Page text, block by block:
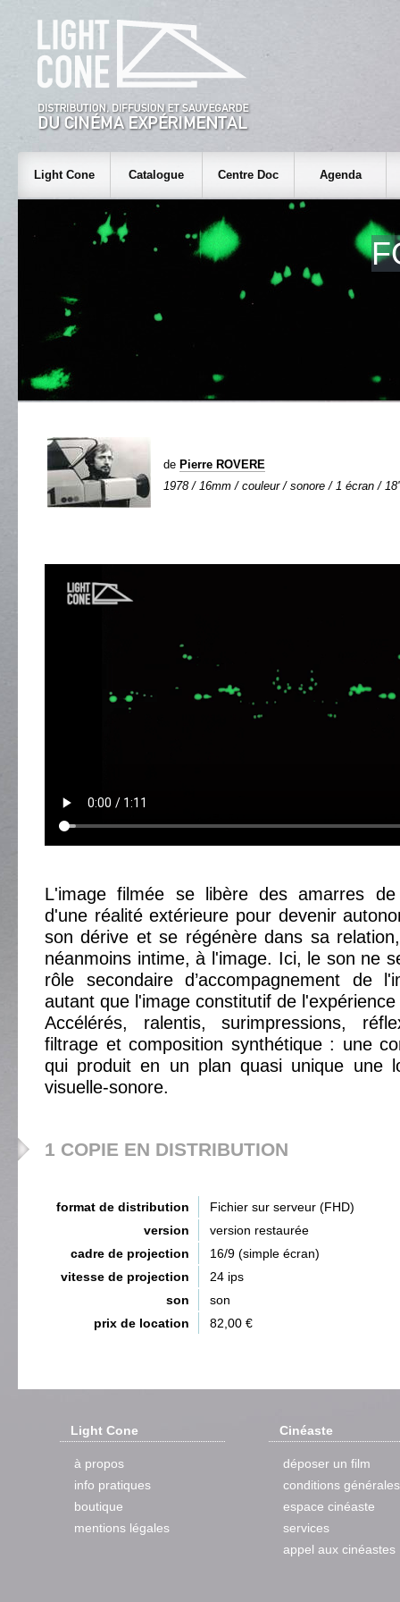
Light Cone Catalogue Centre Doc Agenda
de Pierre ROVERE
1978 / 16mm / couleur / sonore / 1 écran /
L'image filmée se libère des amarres de
d'une réalité extérieure pour devenir
son dérive et se régénère dans sa
néanmoins intime, à l'image. Ici, le son ne
rôle secondaire d’accompagnement de
autant que l'image constitutif de
Accélérés, ralentis, surimpressions,
filtrage et composition synthétique : une
qui produit en un plan quasi unique une
visuelle-sonore.
1 COPIE EN DISTRIBUTION
format de distribution
Fichier sur serveur (FHD)
version
version restaurée
cadre de projection
16/9 (simple écran)
vitesse de projection
24 ips
son
son
prix de location
82,00 €
Light Cone
à propos
info pratiques
boutique
mentions légales
Cinéaste
déposer un film
conditions générales
espace cinéaste
services
appel aux cinéastes